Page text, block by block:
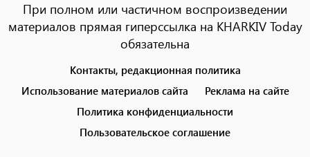
При полном или частичном воспроизведении
материалов прямая гиперссылка на KHARKIV Today
обязательна
menu
Контакты, редакционная политика
Использование материалов сайта
Реклама на сайте
Политика конфиденциальности
Пользовательское соглашение